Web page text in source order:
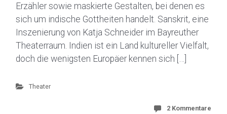
Erzähler sowie maskierte Gestalten, bei denen es
sich um indische Gottheiten handelt. Sanskrit, eine
Inszenierung von Katja Schneider im Bayreuther
Theaterraum. Indien ist ein Land kultureller Vielfalt,
doch die wenigsten Europäer kennen sich […]
Theater
2 Kommentare